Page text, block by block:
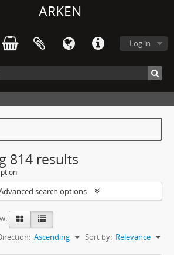
ARKEN
Log in
814 results
search options
Sort by: Relevance
Ascending